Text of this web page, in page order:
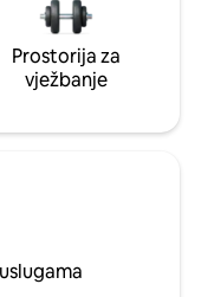
Prostorija za
vježbanje